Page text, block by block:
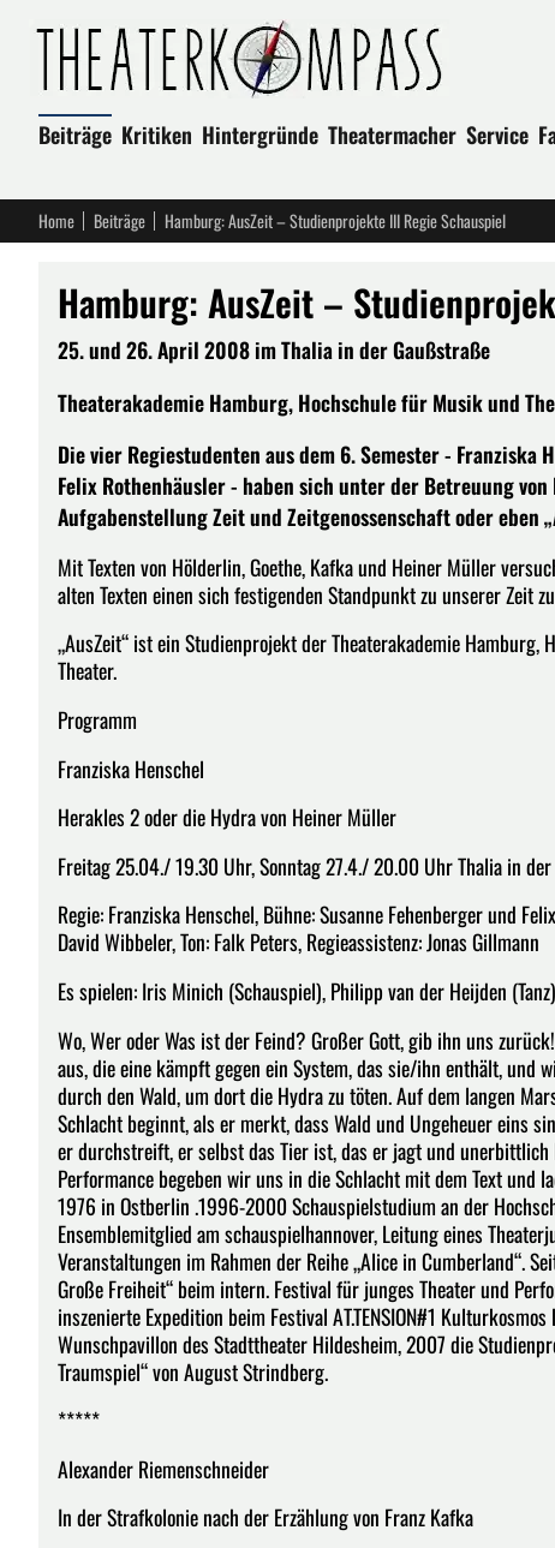
Beiträge Kritiken Hintergründe Theatermacher Service
Home Beiträge Hamburg: AusZeit – Studienprojekte III Regie Schauspiel
Hamburg: AusZeit –
25. und 26. April 2008 im Thalia in der Gaußstraße
Theaterakademie Hamburg, Hochschule für Musik und
Die vier Regiestudenten aus dem 6. Semester -
Felix Rothenhäusler - haben sich unter der Betreuung
Aufgabenstellung Zeit und Zeitgenossenschaft oder eben
Mit Texten von Hölderlin, Goethe, Kafka und Heiner Müller
alten Texten einen sich festigenden Standpunkt zu unserer Zeit
„AusZeit“ ist ein Studienprojekt der Theaterakademie
Theater.
Programm
Franziska Henschel
Herakles 2 oder die Hydra von Heiner Müller
Freitag 25.04./ 19.30 Uhr, Sonntag 27.4./ 20.00 Uhr Thalia in
Regie: Franziska Henschel, Bühne: Susanne Fehenberger und
David Wibbeler, Ton: Falk Peters, Regieassistenz: Jonas Gillmann
Es spielen: Iris Minich (Schauspiel), Philipp van der Heijden
Wo, Wer oder Was ist der Feind? Großer Gott, gib ihn uns
aus, die eine kämpft gegen ein System, das sie/ihn enthält, und
durch den Wald, um dort die Hydra zu töten. Auf dem langen
Schlacht beginnt, als er merkt, dass Wald und Ungeheuer eins
er durchstreift, er selbst das Tier ist, das er jagt und unerbittlich
Performance begeben wir uns in die Schlacht mit dem Text und
1976 in Ostberlin .1996-2000 Schauspielstudium an der
Ensemblemitglied am schauspielhannover, Leitung eines
Veranstaltungen im Rahmen der Reihe „Alice in Cumberland“.
Große Freiheit“ beim intern. Festival für junges Theater und
inszenierte Expedition beim Festival AT.TENSION#1
Wunschpavillon des Stadttheater Hildesheim, 2007 die
Traumspiel“ von August Strindberg.
*****
Alexander Riemenschneider
In der Strafkolonie nach der Erzählung von Franz Kafka